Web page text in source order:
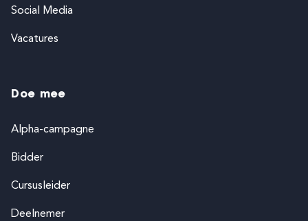
Social Media
Vacatures
Doe mee
Alpha-campagne
Bidder
Cursusleider
Deelnemer